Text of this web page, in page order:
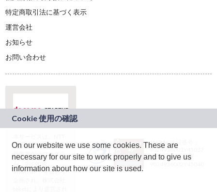
特定商取引法に基づく表示
運営会社
お知らせ
お問い合わせ
ドコモグループの新
規事業創出プログラ
ム「docomo
STARTUP」を通じて
JASRAC許諾番号：
9024936001Y45037
JASRAC許諾番号：
On our website we use some cookies. These are
necessary for our site to work properly and to give us
information about how our site is used.